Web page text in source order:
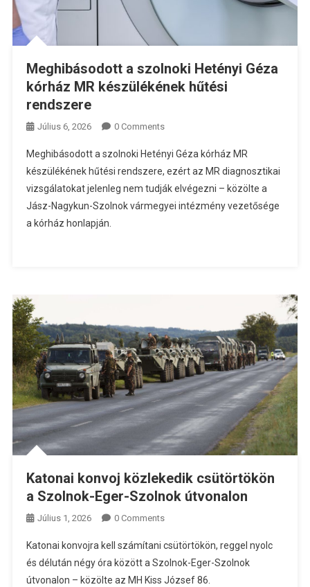
Meghibásodott a szolnoki Hetényi Géza
kórház MR készülékének hűtési
rendszere
Július 6, 2026 0 Comments
Meghibásodott a szolnoki Hetényi Géza kórház MR
készülékének hűtési rendszere, ezért az MR diagnosztikai
vizsgálatokat jelenleg nem tudják elvégezni – közölte a
Jász-Nagykun-Szolnok vármegyei intézmény vezetősége
a kórház honlapján.
Katonai konvoj közlekedik csütörtökön
a Szolnok-Eger-Szolnok útvonalon
Július 1, 2026 0 Comments
Katonai konvojra kell számítani csütörtökön, reggel nyolc
és délután négy óra között a Szolnok-Eger-Szolnok
útvonalon – közölte az MH Kiss József 86.